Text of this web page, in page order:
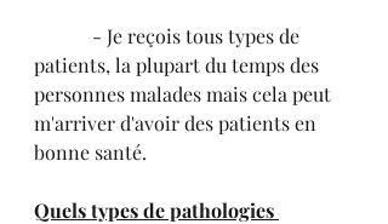
patients, la plupart du temps des
personnes malades mais cela peut
m'arriver d'avoir des patients en
bonne santé.
Quels types de pathologies